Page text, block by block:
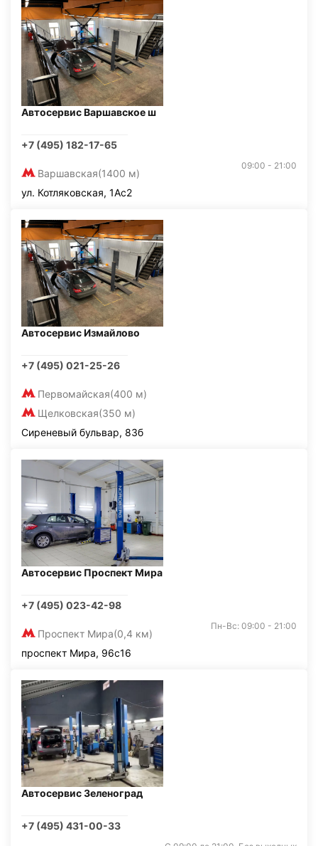
Автосервис Варшавское ш
+7 (495) 182-17-65
Варшавская(1400 м)
09:00 - 21:00
ул. Котляковская, 1Ас2
Автосервис Измайлово
+7 (495) 021-25-26
Первомайская(400 м)
Щелковская(350 м)
Сиреневый бульвар, 83б
Автосервис Проспект Мира
+7 (495) 023-42-98
Проспект Мира(0,4 км)
Пн-Вс: 09:00 - 21:00
проспект Мира, 96с16
Автосервис Зеленоград
+7 (495) 431-00-33